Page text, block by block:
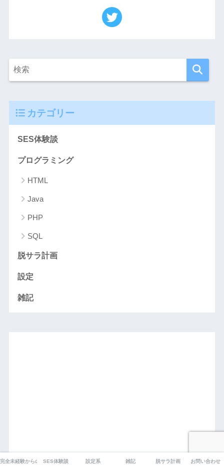
カテゴリー
SES体験談
プログラミング
HTML
Java
PHP
SQL
脱サラ計画
設定
雑記
完全未経験からのプログラミング
SES体験談 設定系 雑記 脱サラ計画 お問い合わせ